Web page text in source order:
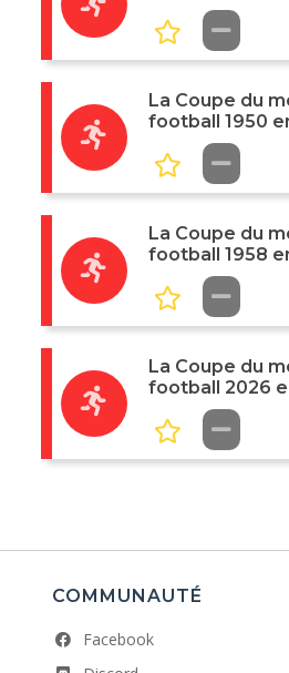
La Coupe du
football 1950
La Coupe du
football 1958
La Coupe du
football 2026
COMMUNAUTÉ
Facebook